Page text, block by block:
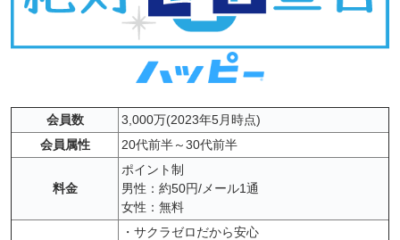
会員数
3,000万(2023年5月時点)
会員属性
20代前半～30代前半
料金
ポイント制
男性：約50円/メール1通
女性：無料
・サクラゼロだから安心